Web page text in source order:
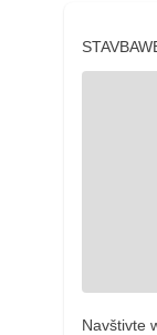
Navštivte